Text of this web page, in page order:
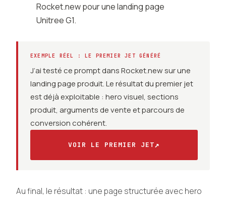
Rocket.new pour une landing page
Unitree G1.
EXEMPLE RÉEL : LE PREMIER JET GÉNÉRÉ
J’ai testé ce prompt dans Rocket.new sur une
landing page produit. Le résultat du premier jet
est déjà exploitable : hero visuel, sections
produit, arguments de vente et parcours de
conversion cohérent.
VOIR LE PREMIER JET↗
Au final, le résultat : une page structurée avec hero